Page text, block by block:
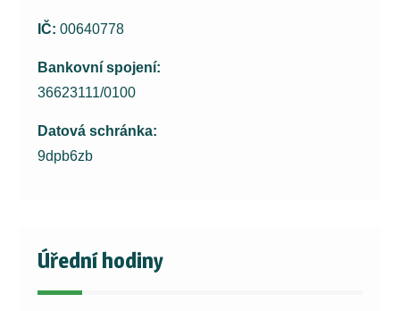
IČ: 00640778
Bankovní spojení:
36623111/0100
Datová schránka:
9dpb6zb
Úřední hodiny